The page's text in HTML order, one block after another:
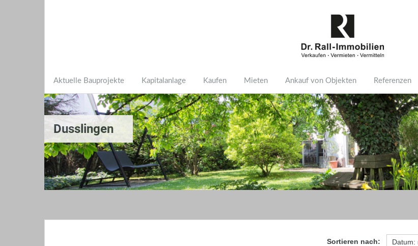
Aktuelle Bauprojekte Kapitalanlage Kaufen Mieten Ankauf von Objekten Referenzen
Dusslingen
Sortieren nach: